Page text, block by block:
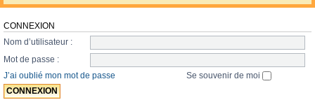
CONNEXION
Nom d’utilisateur :
Mot de passe :
J’ai oublié mon mot de passe
Se souvenir de moi